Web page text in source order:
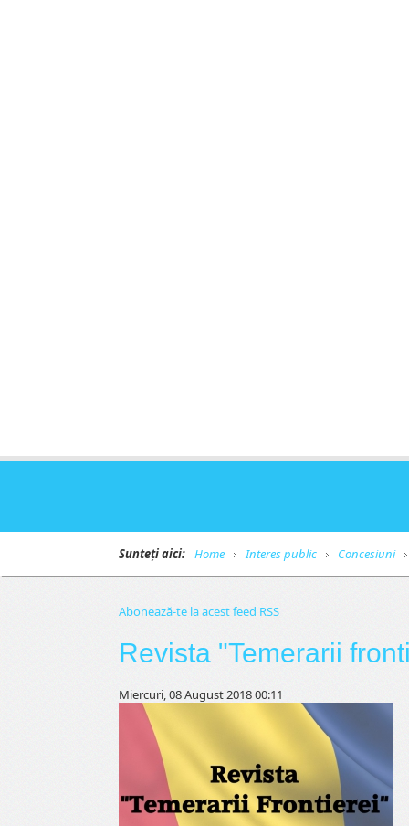
Sunteți aici: Home Interes public Concesiuni
Abonează-te la acest feed RSS
Revista "Temerarii
Miercuri, 08 August 2018 00:11